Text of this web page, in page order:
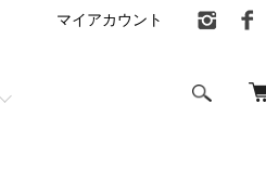
マイアカウント